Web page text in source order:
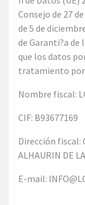
Consejo de 27
de 5 de
de Garanti?a
que los datos
tratamiento por
Nombre fiscal:
CIF: B93677169
Dirección fiscal:
ALHAURIN DE
E-mail: